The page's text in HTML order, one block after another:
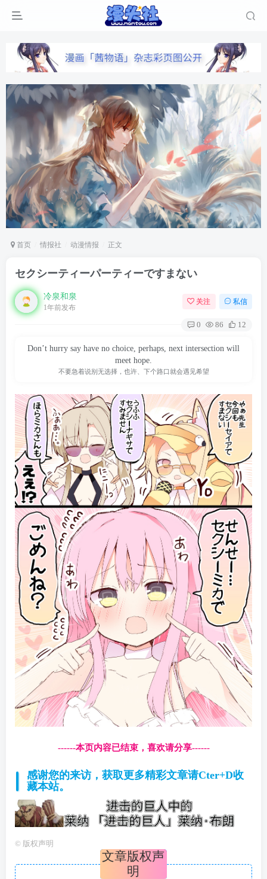
首页 情报社 动漫情报 正文
セクシーティーパーティーですまない
冷泉和泉
1年前发布
关注 私信
0 86 12
Don’t hurry say have no choice, perhaps, next intersection will
meet hope.
不要急着说别无选择，也许、下个路口就会遇见希望
------本页内容已结束，喜欢请分享------
感谢您的来访，获取更多精彩文章请Cter+D收
藏本站。
© 版权声明
文章版权声
明